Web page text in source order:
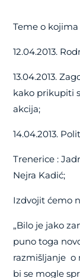
Teme o
12.04.2013.
13.04.2013.
kako prikupiti
akcija;
14.04.2013.
Trenerice :
Nejra Kadić;
Izdvojit ćemo
„Bilo je jako
puno toga
razmišljanje o
bi se mogle